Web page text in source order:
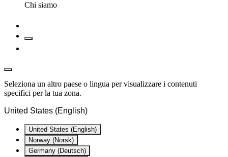
Chi siamo
Seleziona un altro paese o lingua per visualizzare i contenuti
specifici per la tua zona.
United States (English)
United States (English)
Norway (Norsk)
Germany (Deutsch)